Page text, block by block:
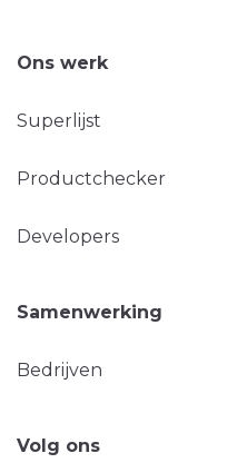
Ons werk
Superlijst
Productchecker
Developers
Samenwerking
Bedrijven
Volg ons